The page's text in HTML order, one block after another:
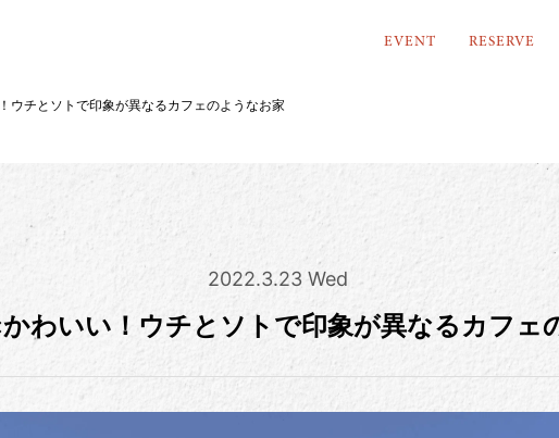
EVENT RESERVE
ウチとソトで印象が異なるカフェのようなお家
2022.3.23 Wed
わいい！ウチとソトで印象が異なるカフェ